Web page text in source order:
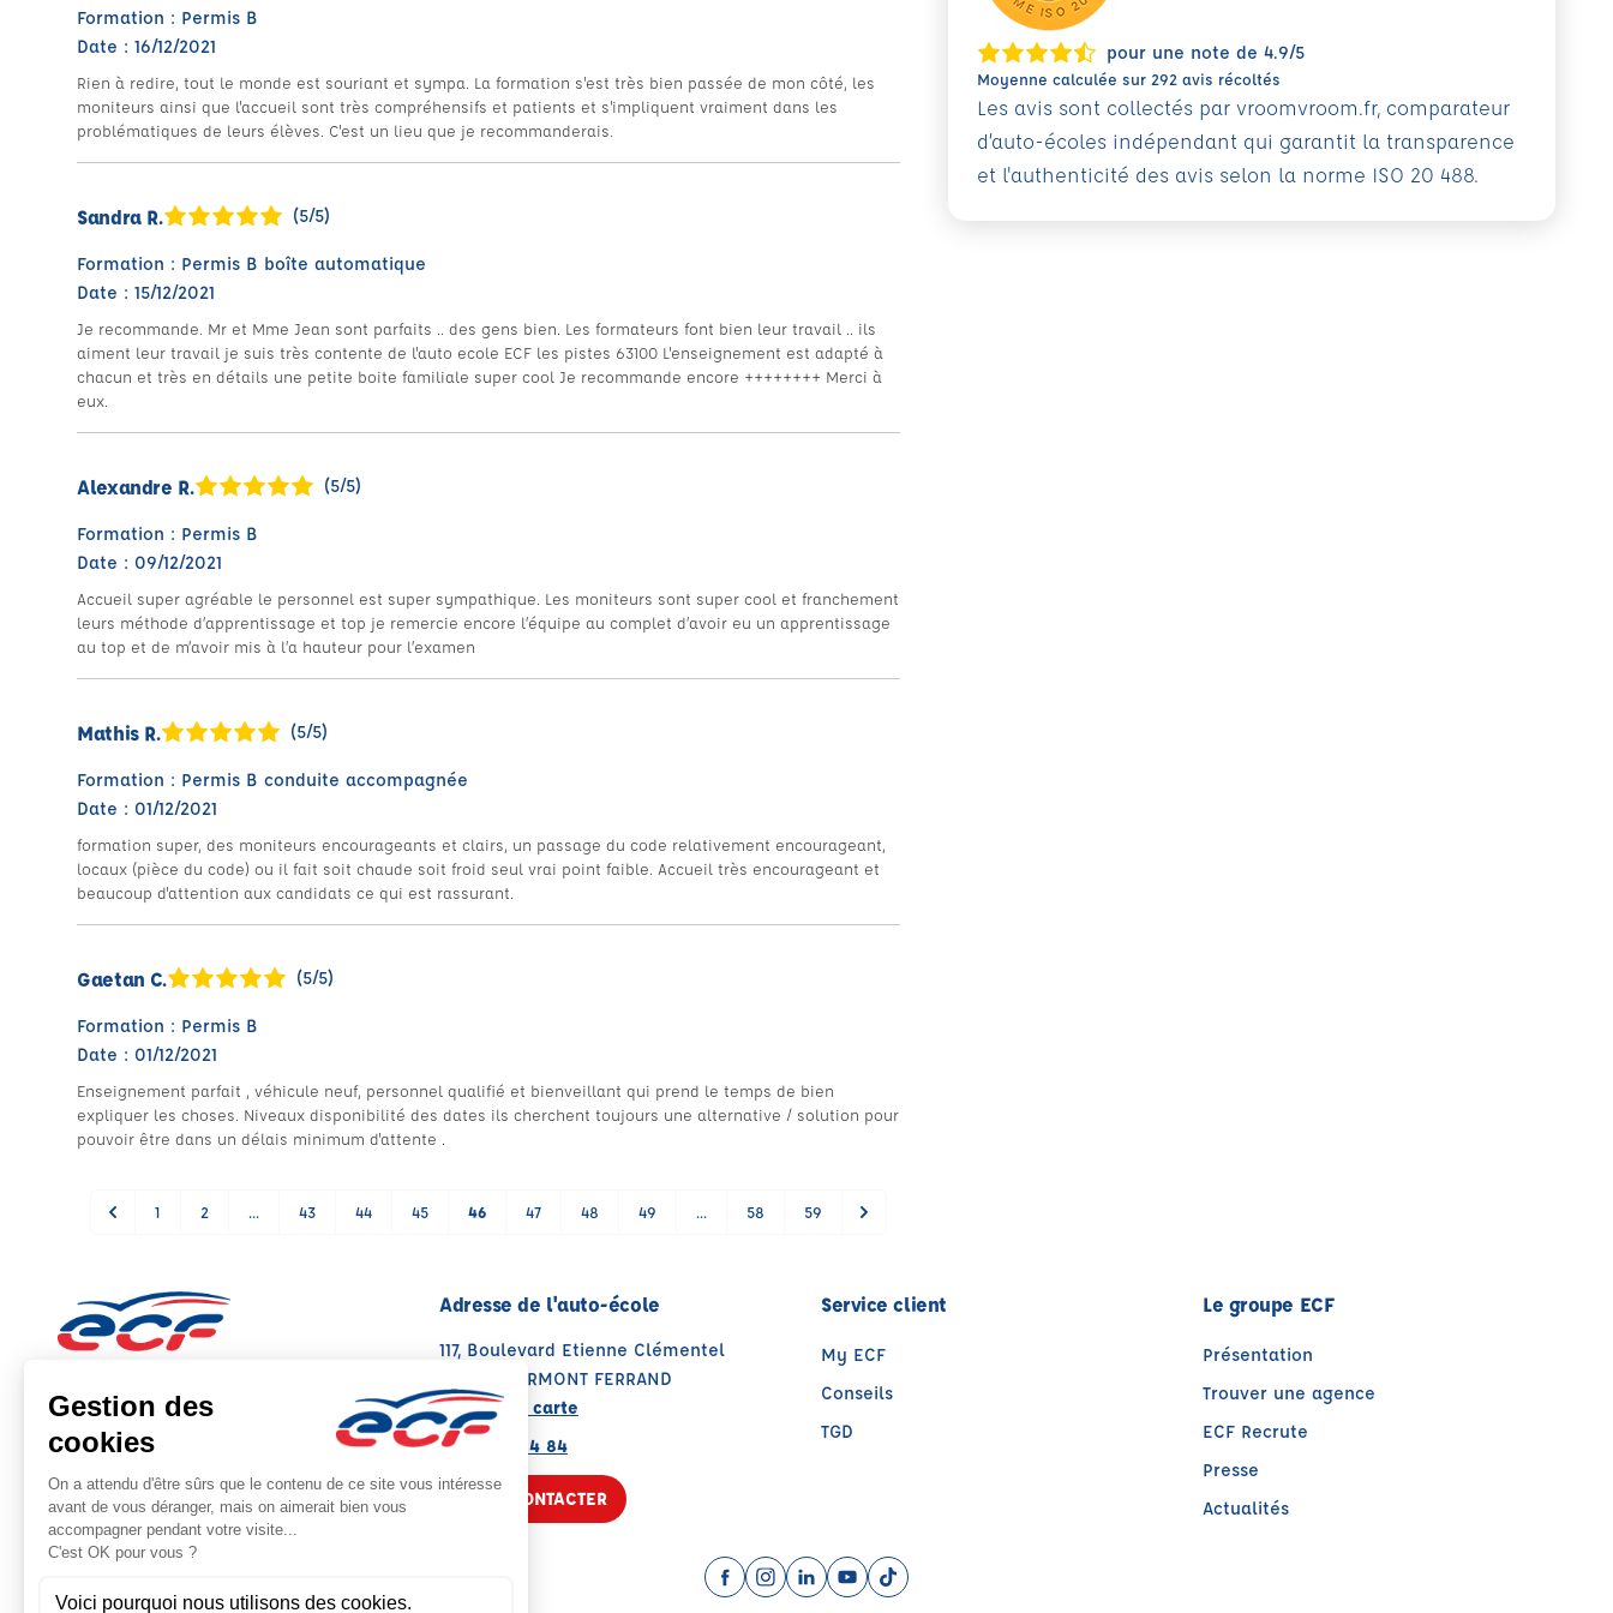
Formation : Permis B
Date : 16/12/2021
Rien à redire, tout le monde est souriant et sympa. La formation s'est très bien passée de mon côté, les
moniteurs ainsi que l'accueil sont très compréhensifs et patients et s'impliquent vraiment dans les
problématiques de leurs élèves. C'est un lieu que je recommanderais.
Sandra R. (5/5)
Formation : Permis B boîte automatique
Date : 15/12/2021
Je recommande. Mr et Mme Jean sont parfaits .. des gens bien. Les formateurs font bien leur travail .. ils
aiment leur travail je suis très contente de l'auto ecole ECF les pistes 63100 L'enseignement est adapté à
chacun et très en détails une petite boite familiale super cool Je recommande encore ++++++++ Merci à
eux.
Alexandre R. (5/5)
Formation : Permis B
Date : 09/12/2021
Accueil super agréable le personnel est super sympathique. Les moniteurs sont super cool et franchement
leurs méthode d’apprentissage et top je remercie encore l’équipe au complet d’avoir eu un apprentissage
au top et de m’avoir mis à l’a hauteur pour l’examen
Mathis R. (5/5)
Formation : Permis B conduite accompagnée
Date : 01/12/2021
formation super, des moniteurs encourageants et clairs, un passage du code relativement encourageant,
locaux (pièce du code) ou il fait soit chaude soit froid seul vrai point faible. Accueil très encourageant et
beaucoup d'attention aux candidats ce qui est rassurant.
Gaetan C. (5/5)
Formation : Permis B
Date : 01/12/2021
Enseignement parfait , véhicule neuf, personnel qualifié et bienveillant qui prend le temps de bien
expliquer les choses. Niveaux disponibilité des dates ils cherchent toujours une alternative / solution pour
pouvoir être dans un délais minimum d'attente .
1 2 ... 43 44 45 46 47 48 49 ... 58 59
pour une note de 4.9/5
Moyenne calculée sur 292 avis récoltés
Les avis sont collectés par vroomvroom.fr, comparateur
d’auto-écoles indépendant qui garantit la transparence
et l'authenticité des avis selon la norme ISO 20 488.
Note : 4.9/5
Moyenne calculée sur 292 avis
Adresse de l'auto-école
117, Boulevard Etienne Clémentel
63100 CLERMONT FERRAND
Voir sur la carte
04 73 23 04 84
NOUS CONTACTER
Service client
My ECF
Conseils
TGD
Le groupe ECF
Présentation
Trouver une agence
ECF Recrute
Presse
Actualités
Facebook (nouvelle fenêtre)
Instagram (nouvelle fenêtre)
LinkedIn (nouvelle fenêtre)
YouTube (nouvelle fenêtre)
TikTok (nouvelle fenêtre)